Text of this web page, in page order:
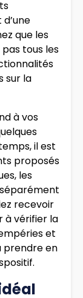
que les
tous les
sur la
à vos
il est
proposés
les
recevoir
à vérifier la
et
prendre en